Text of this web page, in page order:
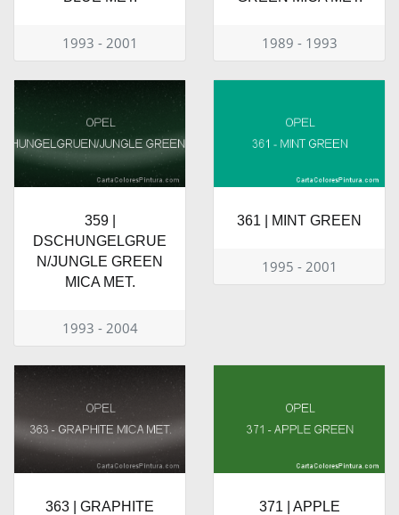
1993 - 2001 1989 - 1993
359 |
DSCHUNGELGRUE
N/JUNGLE GREEN
MICA MET.
1993 - 2004
361 | MINT GREEN
1995 - 2001
363 | GRAPHITE
371 | APPLE